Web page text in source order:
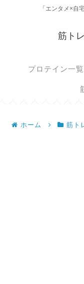
「エンタメ×自
筋ト
プロテイン一覧
ホーム 筋ト